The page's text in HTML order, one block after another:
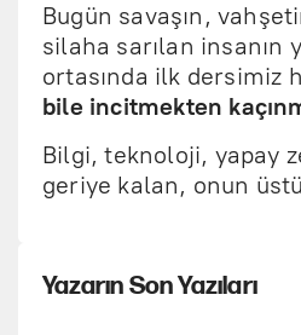
Bugün savaşın,
silaha sarılan insanın
ortasında ilk dersimiz
bile incitmekten
Bilgi, teknoloji, yapay
geriye kalan, onun
Yazarın Son Yazıları